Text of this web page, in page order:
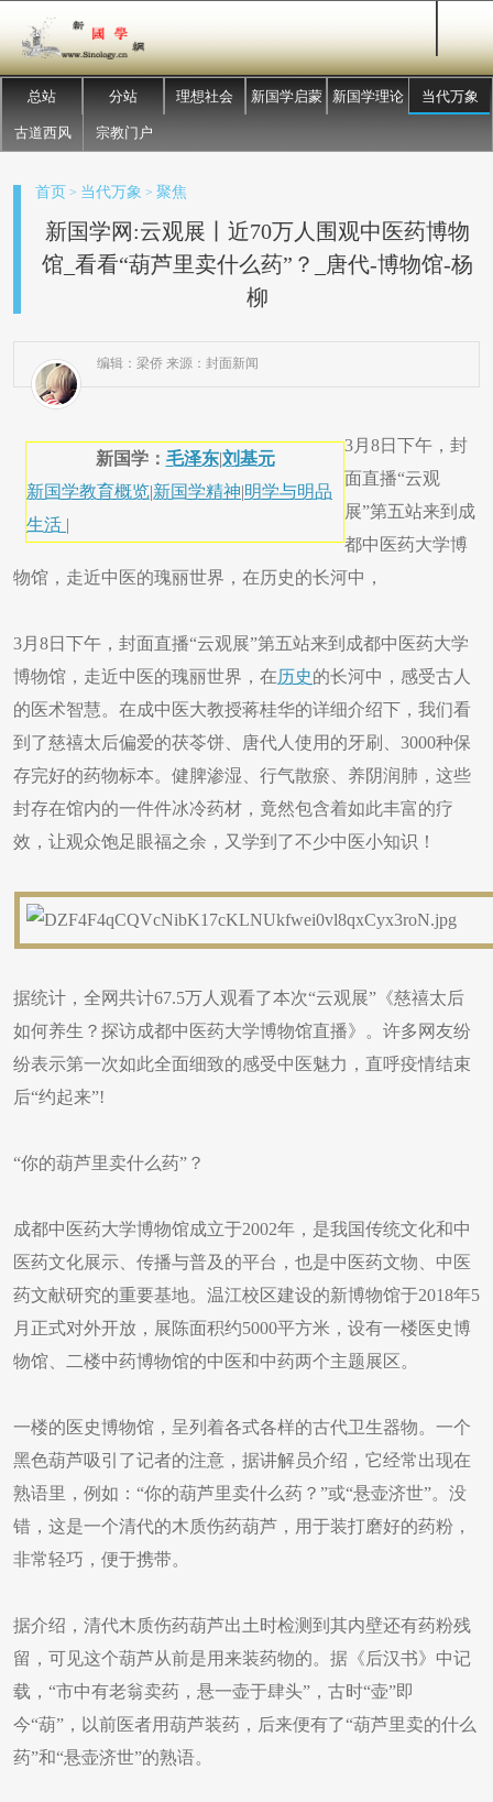
总站 分站 理想社会 新国学启蒙 新国学理论 当代万象
古道西风 宗教门户
首页 > 当代万象 > 聚焦
新国学网:云观展丨近70万人围观中医药博物
馆_看看“葫芦里卖什么药”？_唐代-博物馆-杨
柳
编辑：梁侨 来源：封面新闻
新国学： 毛泽东|刘基元
新国学教育概览|新国学精神|明学与明品
生活 |
3月8日下午，封
面直播“云观
展”第五站来到成
都中医药大学博
物馆，走近中医的瑰丽世界，在历史的长河中，
3月8日下午，封面直播“云观展”第五站来到成都中医药大学
博物馆，走近中医的瑰丽世界，在历史的长河中，感受古人
的医术智慧。在成中医大教授蒋桂华的详细介绍下，我们看
到了慈禧太后偏爱的茯苓饼、唐代人使用的牙刷、3000种保
存完好的药物标本。健脾渗湿、行气散瘀、养阴润肺，这些
封存在馆内的一件件冰冷药材，竟然包含着如此丰富的疗
效，让观众饱足眼福之余，又学到了不少中医小知识！
据统计，全网共计67.5万人观看了本次“云观展”《慈禧太后
如何养生？探访成都中医药大学博物馆直播》。许多网友纷
纷表示第一次如此全面细致的感受中医魅力，直呼疫情结束
后“约起来”!
“你的葫芦里卖什么药”？
成都中医药大学博物馆成立于2002年，是我国传统文化和中
医药文化展示、传播与普及的平台，也是中医药文物、中医
药文献研究的重要基地。温江校区建设的新博物馆于2018年5
月正式对外开放，展陈面积约5000平方米，设有一楼医史博
物馆、二楼中药博物馆的中医和中药两个主题展区。
一楼的医史博物馆，呈列着各式各样的古代卫生器物。一个
黑色葫芦吸引了记者的注意，据讲解员介绍，它经常出现在
熟语里，例如：“你的葫芦里卖什么药？”或“悬壶济世”。没
错，这是一个清代的木质伤药葫芦，用于装打磨好的药粉，
非常轻巧，便于携带。
据介绍，清代木质伤药葫芦出土时检测到其内壁还有药粉残
留，可见这个葫芦从前是用来装药物的。据《后汉书》中记
载，“市中有老翁卖药，悬一壶于肆头”，古时“壶”即
今“葫”，以前医者用葫芦装药，后来便有了“葫芦里卖的什么
药”和“悬壶济世”的熟语。